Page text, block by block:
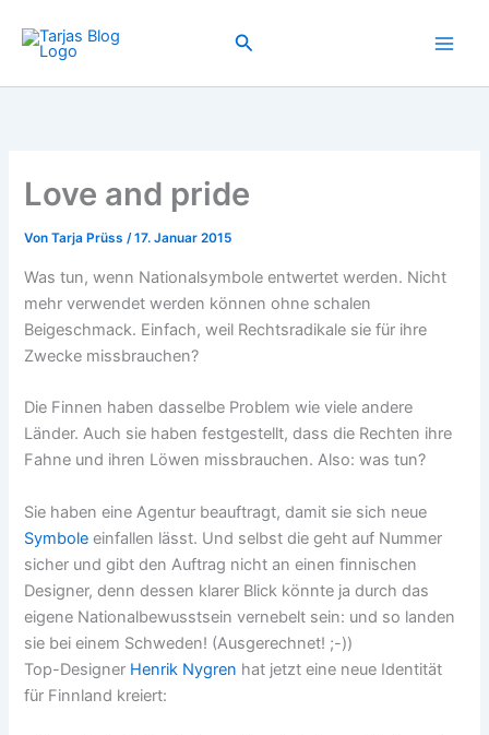
Inhalt
springen
Suchen
Love and pride
VonTarja Prüss/17. Januar 2015
Was tun, wenn Nationalsymbole entwertet werden. Nicht
mehr verwendet werden können ohne schalen
Beigeschmack. Einfach, weil Rechtsradikale sie für ihre
Zwecke missbrauchen?
Die Finnen haben dasselbe Problem wie viele andere
Länder. Auch sie haben festgestellt, dass die Rechten ihre
Fahne und ihren Löwen missbrauchen. Also: was tun?
Sie haben eine Agentur beauftragt, damit sie sich neue
Symbole einfallen lässt. Und selbst die geht auf Nummer
sicher und gibt den Auftrag nicht an einen finnischen
Designer, denn dessen klarer Blick könnte ja durch das
eigene Nationalbewusstsein vernebelt sein: und so landen
sie bei einem Schweden! (Ausgerechnet! ;-))
Top-Designer Henrik Nygren hat jetzt eine neue Identität
für Finnland kreiert: